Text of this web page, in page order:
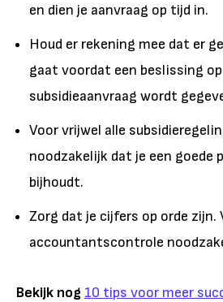
en dien je aanvraag op tijd in.
Houd er rekening mee dat er
gaat voordat een beslissing
subsidieaanvraag wordt
Voor vrijwel alle
noodzakelijk dat je een
bijhoudt.
Zorg dat je cijfers op orde zijn.
accountantscontrole
Bekijk nog 10 tips voor meer